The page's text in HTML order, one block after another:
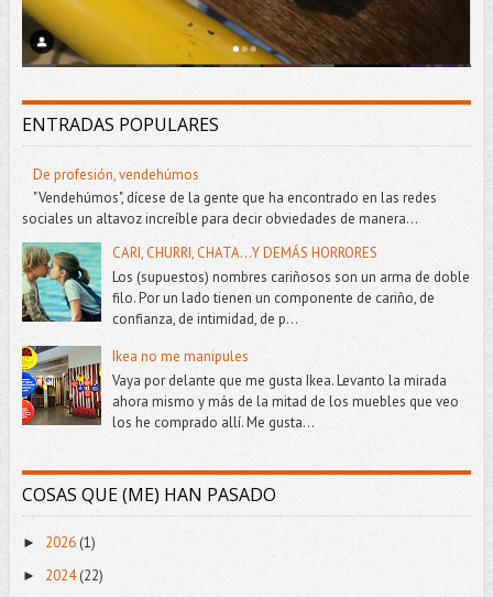
ENTRADAS POPULARES
De profesión, vendehúmos
"Vendehúmos", dícese de la gente que ha encontrado en las redes
sociales un altavoz increíble para decir obviedades de manera...
CARI, CHURRI, CHATA...Y DEMÁS HORRORES
Los (supuestos) nombres cariñosos son un arma de doble
filo. Por un lado tienen un componente de cariño, de
confianza, de intimidad, de p...
Ikea no me manipules
Vaya por delante que me gusta Ikea. Levanto la mirada
ahora mismo y más de la mitad de los muebles que veo
los he comprado allí. Me gusta...
COSAS QUE (ME) HAN PASADO
► 2026(1)
► 2024(22)